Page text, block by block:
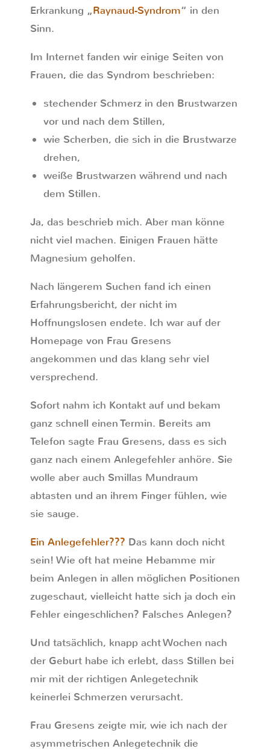
Erkrankung „Raynaud-Syndrom“ in den
Sinn.
Im Internet fanden wir einige Seiten von
Frauen, die das Syndrom beschrieben:
stechender Schmerz in den Brustwarzen
vor und nach dem Stillen,
wie Scherben, die sich in die Brustwarze
drehen,
weiße Brustwarzen während und nach
dem Stillen.
Ja, das beschrieb mich. Aber man könne
nicht viel machen. Einigen Frauen hätte
Magnesium geholfen.
Nach längerem Suchen fand ich einen
Erfahrungsbericht, der nicht im
Hoffnungslosen endete. Ich war auf der
Homepage von Frau Gresens
angekommen und das klang sehr viel
versprechend.
Sofort nahm ich Kontakt auf und bekam
ganz schnell einen Termin. Bereits am
Telefon sagte Frau Gresens, dass es sich
ganz nach einem Anlegefehler anhöre. Sie
wolle aber auch Smillas Mundraum
abtasten und an ihrem Finger fühlen, wie
sie sauge.
Ein Anlegefehler??? Das kann doch nicht
sein! Wie oft hat meine Hebamme mir
beim Anlegen in allen möglichen Positionen
zugeschaut, vielleicht hatte sich ja doch ein
Fehler eingeschlichen? Falsches Anlegen?
Und tatsächlich, knapp acht Wochen nach
der Geburt habe ich erlebt, dass Stillen bei
mir mit der richtigen Anlegetechnik
keinerlei Schmerzen verursacht.
Frau Gresens zeigte mir, wie ich nach der
asymmetrischen Anlegetechnik die